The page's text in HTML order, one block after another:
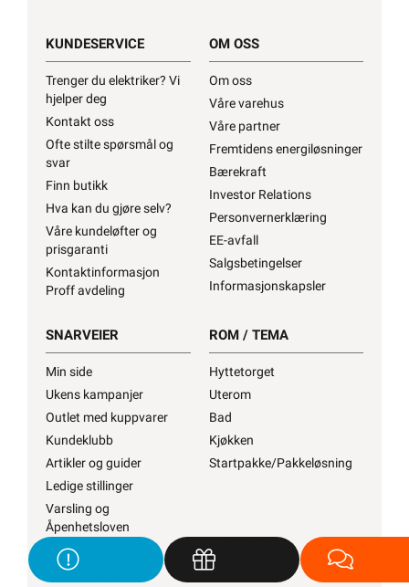
KUNDESERVICE
Trenger du elektriker? Vi
hjelper deg
Kontakt oss
Ofte stilte spørsmål og
svar
Finn butikk
Hva kan du gjøre selv?
Våre kundeløfter og
prisgaranti
Kontaktinformasjon
Proff avdeling
OM OSS
Om oss
Våre varehus
Våre partner
Fremtidens energiløsninger
Bærekraft
Investor Relations
Personvernerklæring
EE-avfall
Salgsbetingelser
Informasjonskapsler
SNARVEIER
Min side
Ukens kampanjer
Outlet med kuppvarer
Kundeklubb
Artikler og guider
Ledige stillinger
Varsling og
Åpenhetsloven
ROM / TEMA
Hyttetorget
Uterom
Bad
Kjøkken
Startpakke/Pakkeløsning